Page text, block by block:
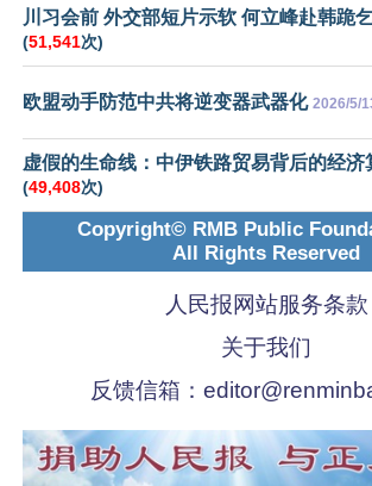
川习会前 外交部短片示软 何立峰赴韩跪
(51,541次)
欧盟动手防范中共将逆变器武器化 2026/5/
虚假的生命线：中伊铁路贸易背后的经济
(49,408次)
Copyright© RMB Public
All Rights Reserved
人民报网站服务条款
关于我们
反馈信箱：